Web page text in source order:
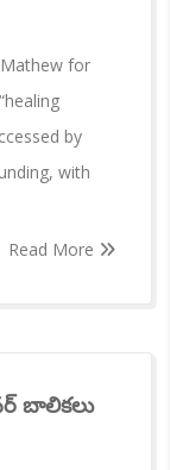
for
by
with
Read More
బాలికలు